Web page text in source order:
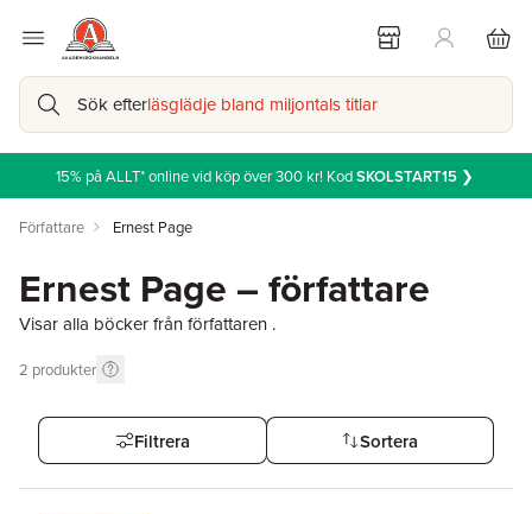
Sök efterläsglädje bland miljontals titlar
15% på ALLT* online vid köp över 300 kr! KodSKOLSTART15❯
Författare Ernest Page
Ernest Page – författare
Visar alla böcker från författaren .
2 produkter
Filtrera Sortera